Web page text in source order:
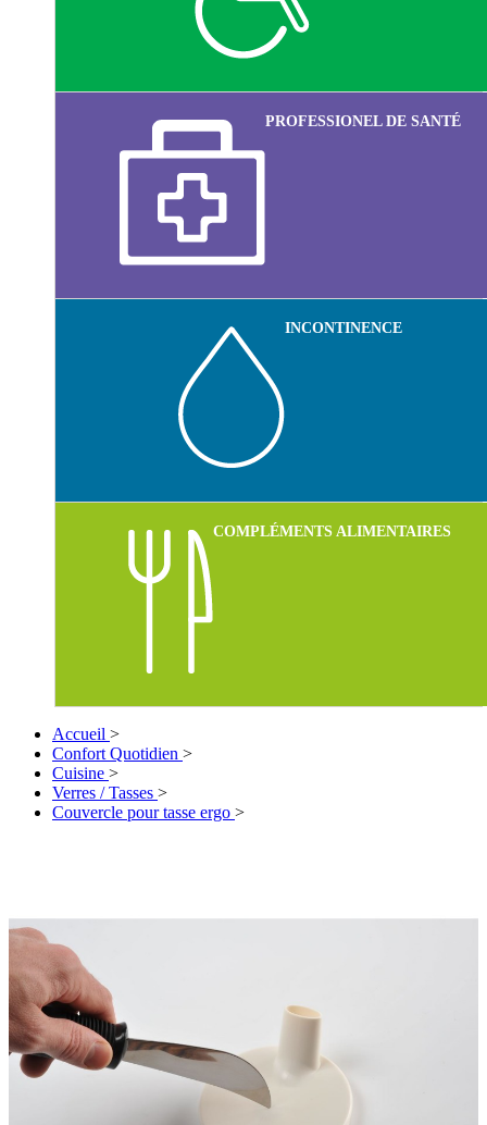
PROFESSIONEL DE SANTÉ
INCONTINENCE
COMPLÉMENTS ALIMENTAIRES
Accueil >
Confort Quotidien >
Cuisine >
Verres / Tasses >
Couvercle pour tasse ergo >